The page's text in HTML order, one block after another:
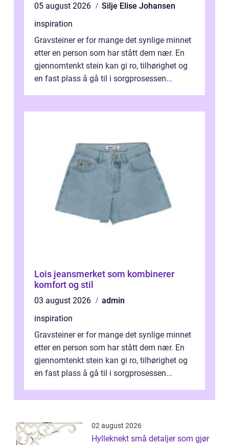
05 august 2026
Silje Elise Johansen
inspiration
Gravsteiner er for mange det synlige minnet
etter en person som har stått dem nær. En
gjennomtenkt stein kan gi ro, tilhørighet og
en fast plass å gå til i sorgprosessen...
Lois jeansmerket som kombinerer
komfort og stil
03 august 2026
admin
inspiration
Gravsteiner er for mange det synlige minnet
etter en person som har stått dem nær. En
gjennomtenkt stein kan gi ro, tilhørighet og
en fast plass å gå til i sorgprosessen...
02 august 2026
Hylleknekt små detaljer som gjør